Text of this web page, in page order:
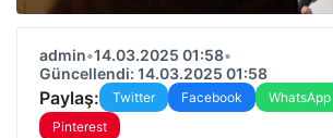
admin•14.03.2025 01:58•
Güncellendi: 14.03.2025 01:58
Paylaş: Twitter Facebook WhatsApp
Pinterest